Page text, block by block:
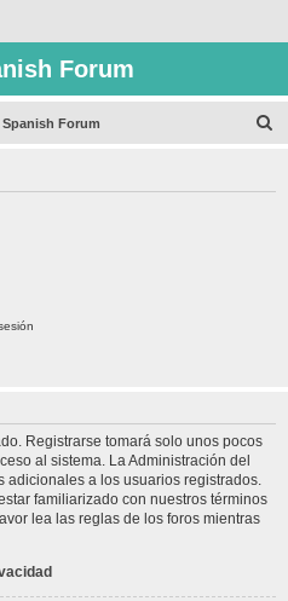
Forum
Spanish Forum
Registrarse tomará solo unos pocos
al sistema. La Administración del
a los usuarios registrados.
familiarizado con nuestros términos
lea las reglas de los foros mientras